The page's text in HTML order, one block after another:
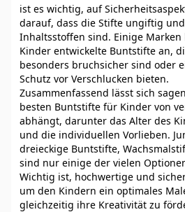
ist es wichtig, auf
darauf, dass die Stifte ungiftig
Inhaltsstoffen sind. Einige
Kinder entwickelte Buntstifte an,
besonders bruchsicher sind oder
Schutz vor Verschlucken bieten.
Zusammenfassend lässt sich
besten Buntstifte für Kinder von
abhängt, darunter das Alter des
und die individuellen Vorlieben.
dreieckige Buntstifte,
sind nur einige der vielen
Wichtig ist, hochwertige und
um den Kindern ein optimales
gleichzeitig ihre Kreativität zu